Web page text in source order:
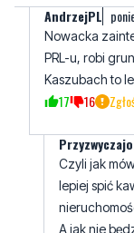
Kaszubach to
17 16
Czyli jak
A jak nie
od kłamcy i
3 12